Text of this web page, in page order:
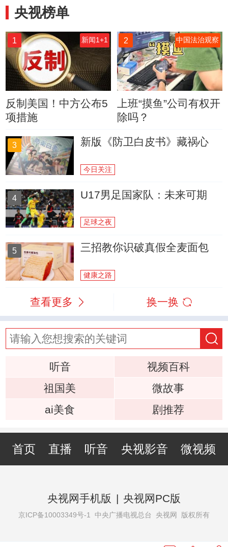
央视榜单
1 新闻1+1
反制美国！中方公布5
项措施
2 中国法治观察
上班“摸鱼”公司有权开
除吗？
3 新版《防卫白皮书》藏祸心
今日关注
4 U17男足国家队：未来可期
足球之夜
5 三招教你识破真假全麦面包
健康之路
查看更多 换一换
听音
视频百科
祖国美
微故事
ai美食
剧推荐
首页 直播 听音 央视影音 微视频
央视网手机版 | 央视网PC版
京ICP备10003349号-1 中央广播电视总台 央视网 版权所有